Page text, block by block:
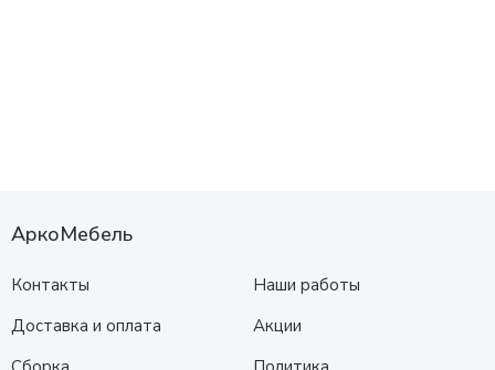
АркоМебель
Контакты
Доставка и оплата
Наши работы
Акции